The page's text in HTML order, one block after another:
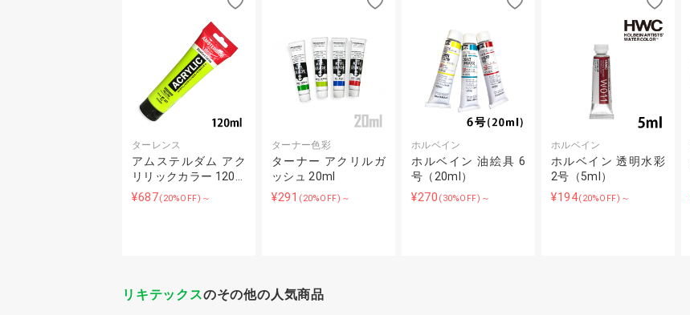
ターレンス
アムステルダム アク
リリックカラー 120…
¥687(20%OFF)～
ターナー色彩
ターナー アクリルガ
ッシュ 20ml
¥291 (20%OFF)～
ホルベイン
ホルベイン 油絵具 6
号（20ml）
¥270 (30%OFF)～
ホルベイン
ホルベイン 透明水彩
2号（5ml）
¥194(20%OFF)～
リキテックスのその他の人気商品